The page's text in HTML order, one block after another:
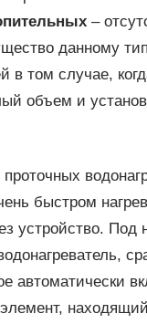
–
данному
в том случае,
объем и
быстром
устройство. Под
автоматически